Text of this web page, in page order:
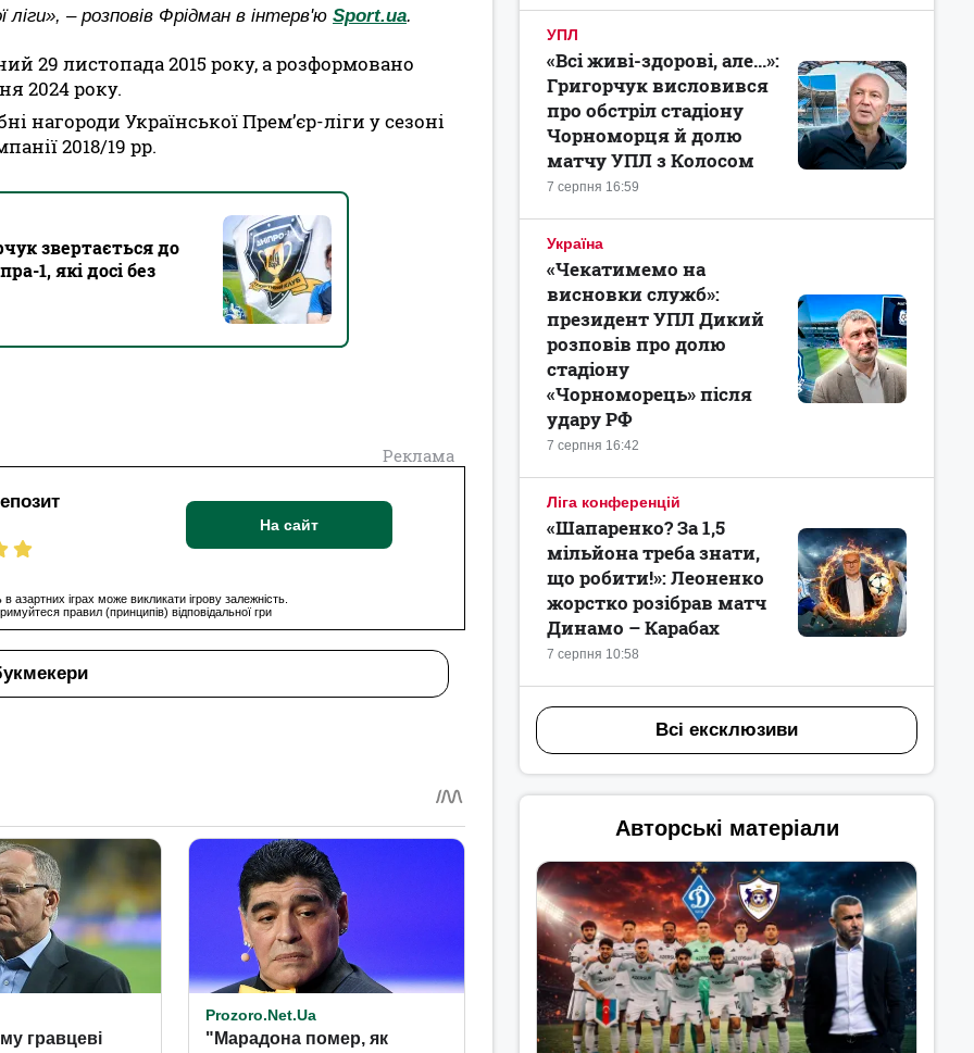
– розповів Фрідман в інтерв'ю Sport.ua.
29 листопада 2015 року, а розформовано
2024 року.
нагороди Української Прем’єр-ліги у сезоні
2018/19 рр.
звертається до
1, які досі без
Реклама
На сайт
в азартних іграх може викликати ігрову залежність.
правил (принципів) відповідальної гри
УПЛ
7 серпня 16:59
«Всі живі-здорові, але...»:
Григорчук висловився
про обстріл стадіону
Чорноморця й долю
матчу УПЛ з Колосом
Україна
7 серпня 16:42
«Чекатимемо на
висновки служб»:
президент УПЛ Дикий
розповів про долю
стадіону
«Чорноморець» після
удару РФ
Ліга конференцій
7 серпня 10:58
«Шапаренко? За 1,5
мільйона треба знати,
що робити!»: Леоненко
жорстко розібрав матч
Динамо – Карабах
Всі ексклюзиви
Авторські матеріали